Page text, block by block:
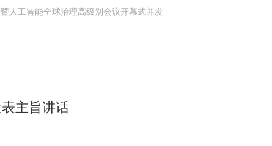
工智能全球治理高级别会议开幕式并发
主旨讲话